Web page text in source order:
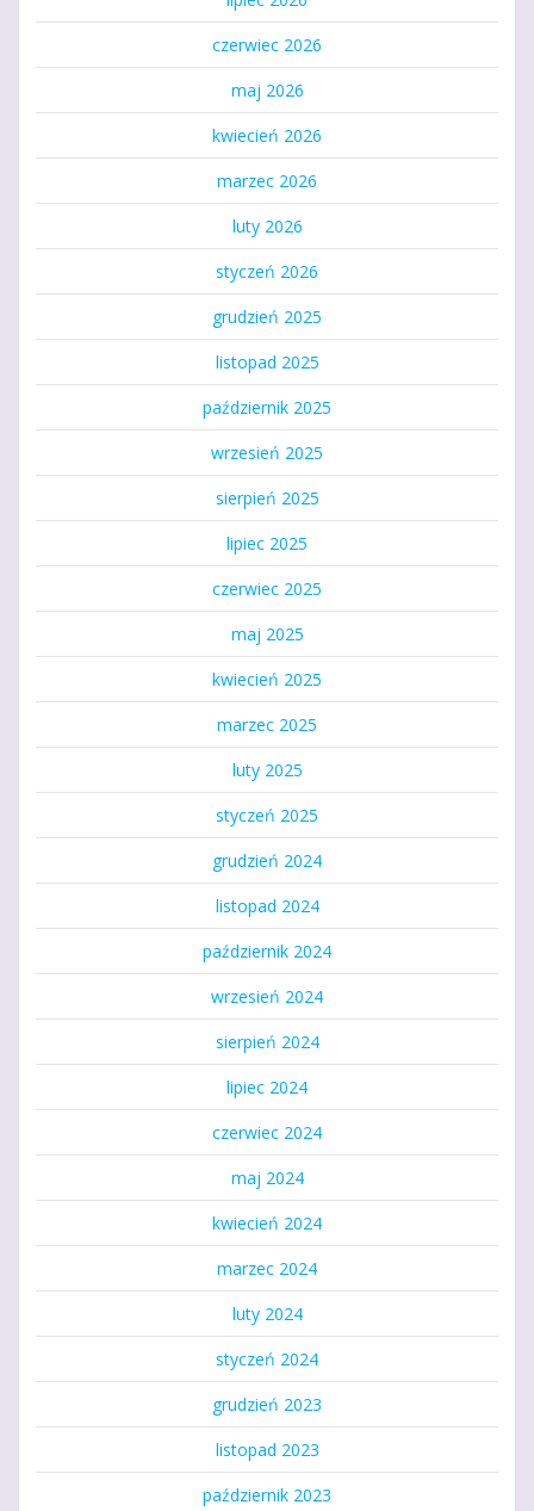
czerwiec 2026
maj 2026
kwiecień 2026
marzec 2026
luty 2026
styczeń 2026
grudzień 2025
listopad 2025
październik 2025
wrzesień 2025
sierpień 2025
lipiec 2025
czerwiec 2025
maj 2025
kwiecień 2025
marzec 2025
luty 2025
styczeń 2025
grudzień 2024
listopad 2024
październik 2024
wrzesień 2024
sierpień 2024
lipiec 2024
czerwiec 2024
maj 2024
kwiecień 2024
marzec 2024
luty 2024
styczeń 2024
grudzień 2023
listopad 2023
październik 2023